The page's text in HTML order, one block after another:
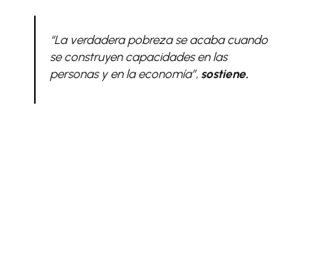
“La verdadera pobreza se acaba cuando
se construyen capacidades en las
personas y en la economía”, sostiene.